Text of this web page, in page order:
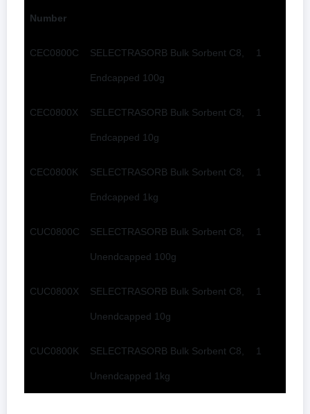
Number
1
SELECTRASORB Bulk Sorbent C8,
Endcapped 100g
CEC0800C
1
SELECTRASORB Bulk Sorbent C8,
Endcapped 10g
CEC0800X
1
SELECTRASORB Bulk Sorbent C8,
Endcapped 1kg
CEC0800K
1
SELECTRASORB Bulk Sorbent C8,
Unendcapped 100g
CUC0800C
1
SELECTRASORB Bulk Sorbent C8,
Unendcapped 10g
CUC0800X
1
SELECTRASORB Bulk Sorbent C8,
Unendcapped 1kg
CUC0800K